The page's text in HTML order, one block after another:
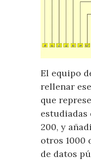
El equipo
rellenar
que
estudiadas
200, y
otros 1000
de datos